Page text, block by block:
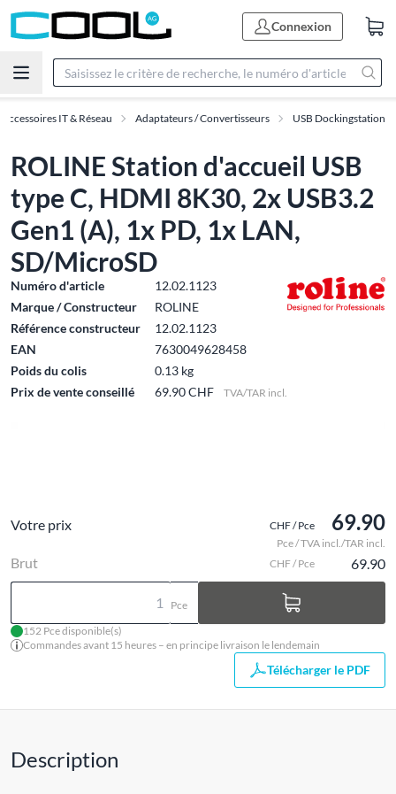
Connexion
Accessoires IT & Réseau Adaptateurs / Convertisseurs USB Dockingstation
ROLINE Station d'accueil USB
type C, HDMI 8K30, 2x USB3.2
Gen1 (A), 1x PD, 1x LAN,
SD/MicroSD
Numéro d'article
12.02.1123
Marque / Constructeur
ROLINE
Référence constructeur
12.02.1123
EAN
7630049628458
Poids du colis
0.13 kg
Prix de vente conseillé
69.90 CHF TVA/TAR incl.
Votre prix CHF / Pce 69.90
Pce / TVA incl./TAR incl.
Brut CHF / Pce 69.90
Pce
152 Pce disponible(s)
Commandes avant 15 heures – en principe livraison le lendemain
Télécharger le PDF
Description